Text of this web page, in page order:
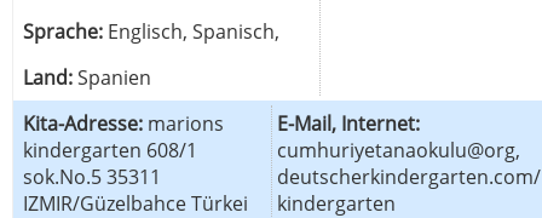
Sprache: Englisch, Spanisch,
Land:Spanien
Kita-Adresse: marions
kindergarten 608/1
sok.No.5 35311
IZMIR/Güzelbahce Türkei
E-Mail, Internet:
cumhuriyetanaokulu@org,
kindergarten